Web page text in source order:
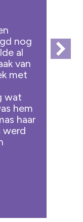
nog
al
van
met
wat
hem
haar
werd